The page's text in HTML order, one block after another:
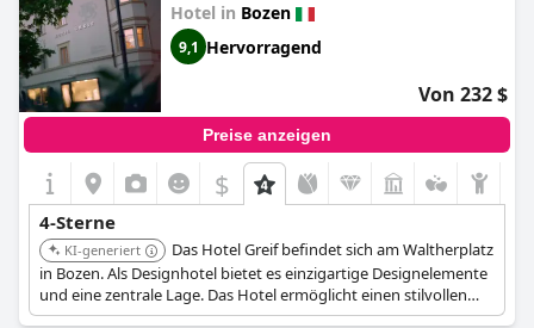
Hotel in Bozen
9,1 Hervorragend
Von 232 $
Preise anzeigen
$
4-Sterne
KI-generiert
Das Hotel Greif befindet sich am Waltherplatz
in Bozen. Als Designhotel bietet es einzigartige Designelemente
und eine zentrale Lage. Das Hotel ermöglicht einen stilvollen
und komfortablen Aufenthalt im Herzen von Bozen.